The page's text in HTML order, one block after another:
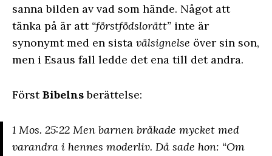
sanna bilden av vad som hände. Något att
tänka på är att “förstfödslorätt” inte är
synonymt med en sista välsignelse över sin son,
men i Esaus fall ledde det ena till det andra.
FörstBibelnsberättelse:
1 Mos. 25:22 Men barnen bråkade mycket med
varandra i hennes moderliv. Då sade hon: “Om